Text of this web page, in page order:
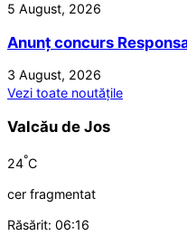
5 August, 2026
Anunț concurs
3 August, 2026
Vezi toate noutățile
Valcău de Jos
24°C
cer fragmentat
Răsărit: 06:16